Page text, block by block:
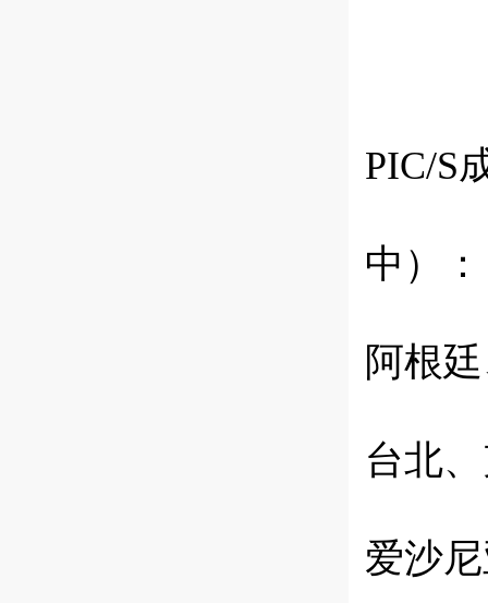
PIC/S
中）：
阿根
台北
爱沙